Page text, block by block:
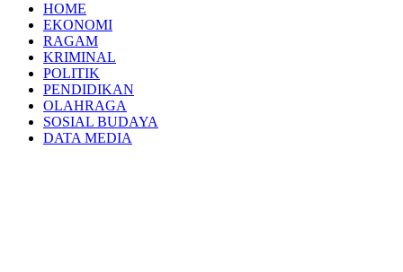
HOME
EKONOMI
RAGAM
KRIMINAL
POLITIK
PENDIDIKAN
OLAHRAGA
SOSIAL BUDAYA
DATA MEDIA